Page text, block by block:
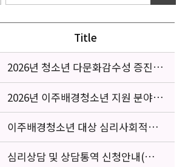
Title
2026년 청소년 다문화감수성 증진
프로그램 「다가감」신청기관 안내
2026년 이주배경청소년 지원 분야
종사자 역량강화 교육 일정 안내
이주배경청소년 대상 심리사회적응
검사 연수동영상 개편 안내
심리상담 및 상담통역 신청안내(의뢰